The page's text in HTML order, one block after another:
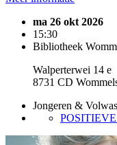
ma 26 okt 2026
15:30
Bibliotheek
Walperterwei 14 e
8731 CD
Jongeren &